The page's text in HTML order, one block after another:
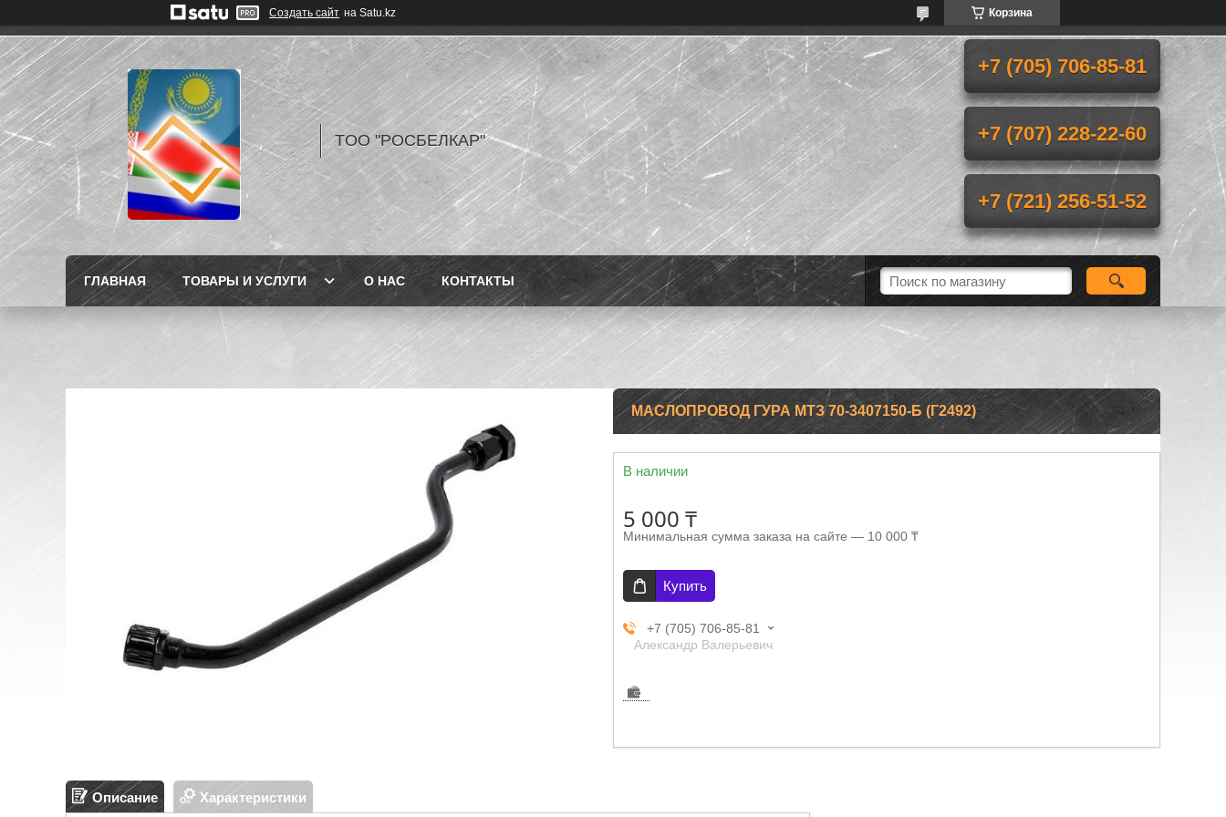
Создать сайт на Satu.kz Корзина
TOO "РОСБЕЛКАР"
+7 (705) 706-85-81
+7 (707) 228-22-60
+7 (721) 256-51-52
ГЛАВНАЯ ТОВАРЫ И УСЛУГИ О НАС КОНТАКТЫ
МАСЛОПРОВОД ГУРА МТЗ 70-3407150-Б (Г2492)
В наличии
5 000 ₸
Минимальная сумма заказа на сайте — 10 000 ₸
Купить
+7 (705) 706-85-81
Александр Валерьевич
Описание Характеристики